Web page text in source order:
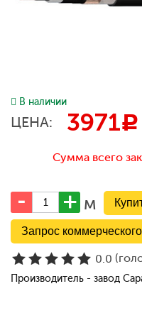
В наличии
ЦЕНА: 3971c
Сумма всего
м
Запрос
0.0
Производитель - завод